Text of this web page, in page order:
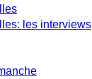
les interviews